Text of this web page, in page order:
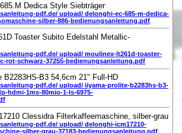
Dedica Style Siebträger
pdf.de/ upload/ delonghi-ec-685-m-dedica-
silber-886-bedienungsanleitung.pdf
Toaster Subito Edelstahl Metallic-
pdf.de/ upload/ moulinex-lt261d-toaster-
rot-schwarz-37255-bedienungsanleitung.pdf
B2283HS-B3 54,6cm 21" Full-HD
pdf.de/ upload/ iiyama-prolite-b2283hs-b3-
hdmi-1ms-80mio-1-ls-6975-
Clessidra Filterkaffeemaschine, silber-grau
pdf.de/ upload/ delonghi-icm17210-
silber-grau-37183-bedienungsanleitung.pdf